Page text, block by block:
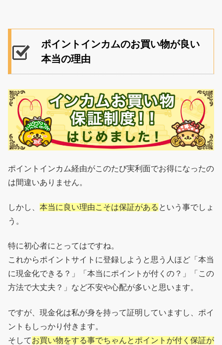
ポイントインカムのお買い物が良い
本当の理由
ポイントインカム経由がこのたび実利面でお得になったの
は間違いありません。
しかし、 本当に良い理由こそは保証がある という事でしょ
う。
特に初心者にとってはですね。
これからポイントサイトに登録しようと思う人ほど「本当
に現金化できる？」「本当にポイントが付くの？」「この
方法で大丈夫？」など不安や心配が多いと思います。
ですが、現金化は私が身を持って証明していますし、ポイ
ントもしっかり付きます。
そしてお買い物をする事でちゃんとポイントが付く保証が